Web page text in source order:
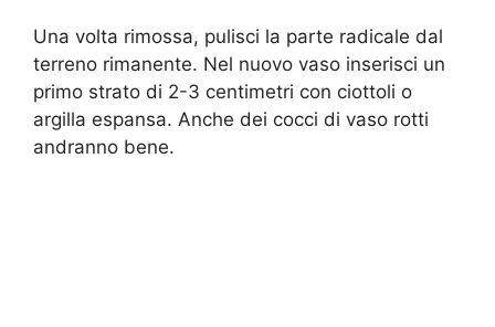
Una volta rimossa, pulisci la parte radicale dal
terreno rimanente. Nel nuovo vaso inserisci un
primo strato di 2-3 centimetri con ciottoli o
argilla espansa. Anche dei cocci di vaso rotti
andranno bene.